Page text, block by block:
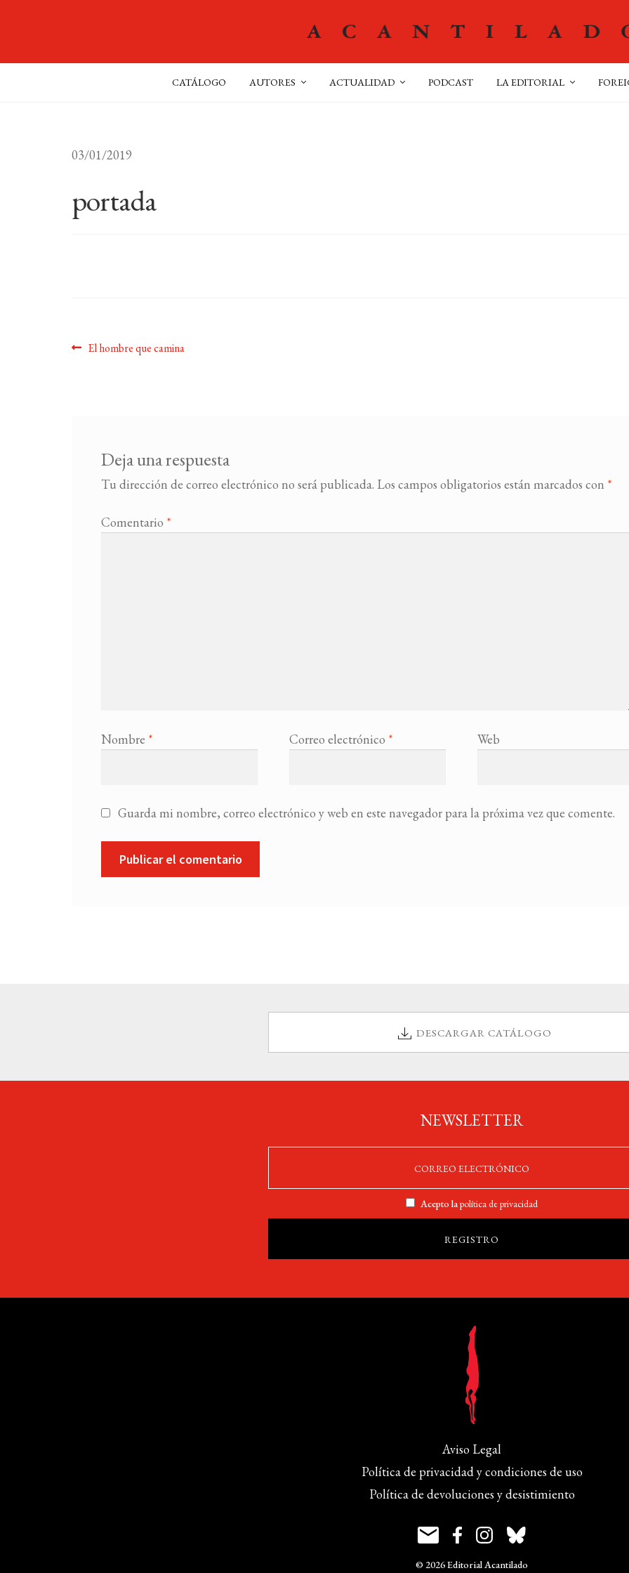
CATÁLOGO AUTORES ACTUALIDAD PODCAST LA EDITORIAL
03/01/2019
portada
Navegación
Anterior:
El hombre que camina
Deja una respuesta
Tu dirección de correo electrónico no será publicada. Los campos obligatorios están marcados con *
Comentario *
Nombre * Correo electrónico * Web
Guarda mi nombre, correo electrónico y web en este navegador para la próxima vez que comente.
DESCARGAR CATÁLOGO
NEWSLETTER
Acepto lapolítica de privacidad
Aviso Legal
Política de privacidad y condiciones de uso
Política de devoluciones y desistimiento
© 2026 Editorial Acantilado